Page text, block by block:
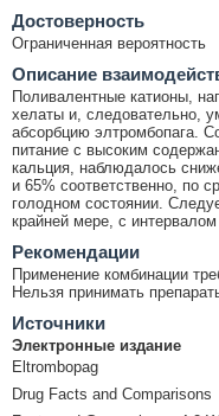
Достоверность
Ограниченная вероятность
Описание
Поливалентные катионы,
хелаты и, следовательно,
абсорбцию элтромбопага.
питание с высоким
кальция, наблюдалось
и 65% соответственно, по
голодном состоянии.
крайней мере, с интервалом
Рекомендации
Применение комбинации
Нельзя принимать
Источники
Электронные издание
Eltrombopag
Drug Facts and Comparisons